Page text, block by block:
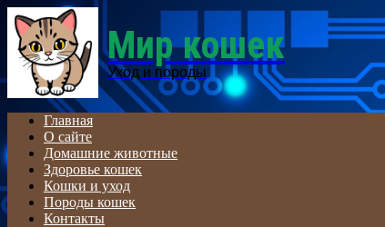
Menu
Мир кошек
Уход и породы
Главная
О сайте
Домашние животные
Здоровье кошек
Кошки и уход
Породы кошек
Контакты